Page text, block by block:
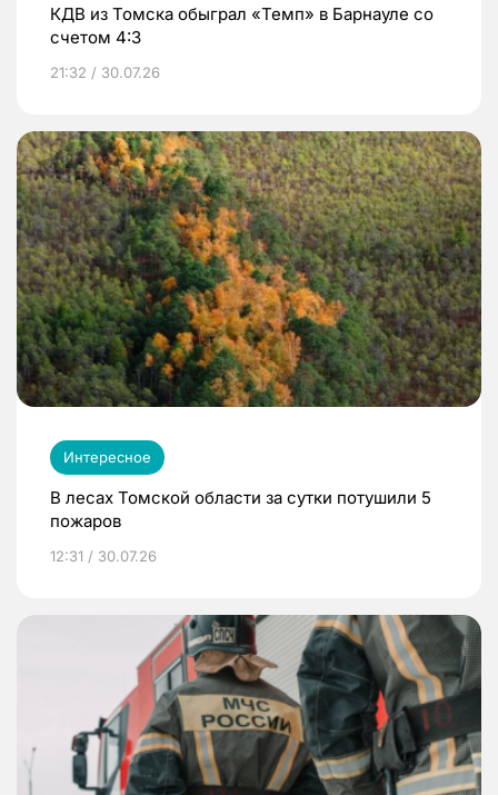
КДВ из Томска обыграл «Темп» в Барнауле со
счетом 4:3
21:32 / 30.07.26
Интересное
В лесах Томской области за сутки потушили 5
пожаров
12:31 / 30.07.26